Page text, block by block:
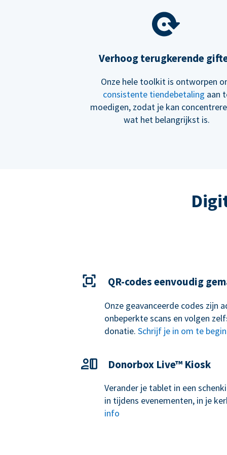
Verhoog terugkerende
Onze hele toolkit is ontworpen
consistente tiendebetaling aan
moedigen, zodat je kan
wat het belangrijkst is.
QR-codes eenvoudig
Onze geavanceerde codes zijn
onbeperkte scans en volgen
donatie. Schrijf je in om te
Donorbox Live™ Kiosk
Verander je tablet in een
in tijdens evenementen, in je
info